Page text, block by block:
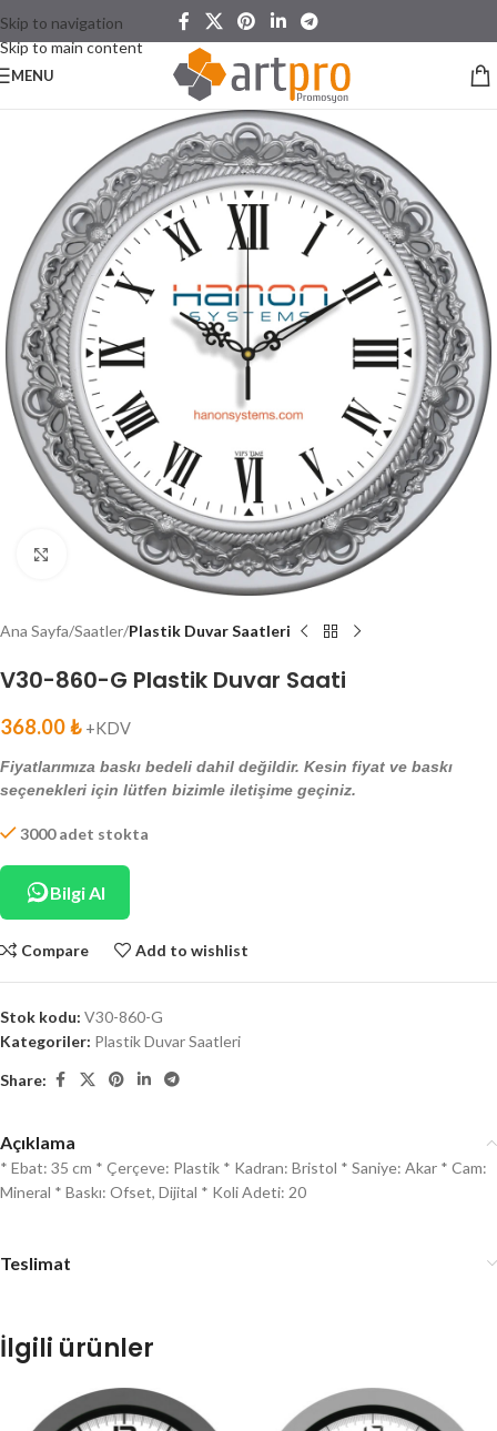
Skip to navigation
Skip to main content
MENU
Click to enlarge
Ana Sayfa Saatler Plastik Duvar Saatleri
V30-860-G Plastik Duvar Saati
368.00₺ +KDV
Fiyatlarımıza baskı bedeli dahil değildir. Kesin fiyat ve baskı
seçenekleri için lütfen bizimle iletişime geçiniz.
3000 adet stokta
Bilgi Al
Compare Add to wishlist
Stok kodu: V30-860-G
Kategoriler: Plastik Duvar Saatleri
Share:
Açıklama
* Ebat: 35 cm * Çerçeve: Plastik * Kadran: Bristol * Saniye: Akar * Cam:
Mineral * Baskı: Ofset, Dijital * Koli Adeti: 20
Teslimat
İlgili ürünler